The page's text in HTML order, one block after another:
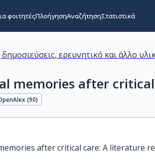
φοιτητέςΠλοήγησηΑναζήτησηΣτατιστικά
ερευνητικό και άλλο
memories after
(90)
after critical care: A literature